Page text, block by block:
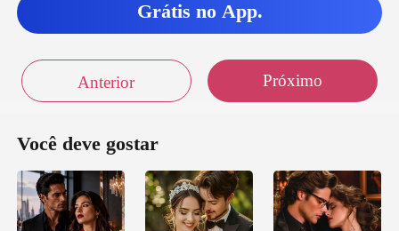
Grátis no App.
Anterior Próximo
Você deve gostar